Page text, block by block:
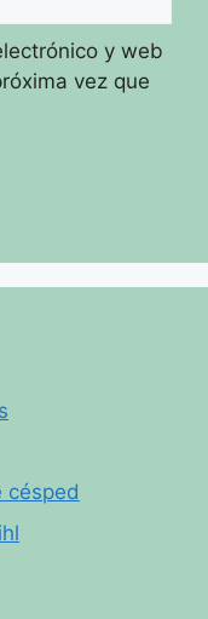
y web
vez que
césped